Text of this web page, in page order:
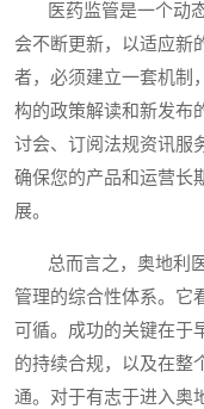
医药监管是一个动态
会不断更新，以适应新
者，必须建立一套机制
构的政策解读和新发布
讨会、订阅法规资讯服
确保您的产品和运营长
展。
总而言之，奥地利医
管理的综合性体系。它
可循。成功的关键在于
的持续合规，以及在整
通。对于有志于进入奥